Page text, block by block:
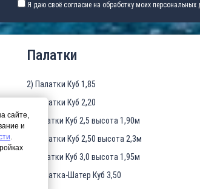
Я даю своё согласие на обработку моих персональных
Палатки
2) Палатки Куб 1,85
3) Палатки Куб 2,20
4)Палатки Куб 2,5 высота 1,90м
5) Палатки Куб 2,50 высота 2,3м
6)Палатки Куб 3,0 высота 1,95м
7) Палатка-Шатер Куб 3,50
сайте,
и
.